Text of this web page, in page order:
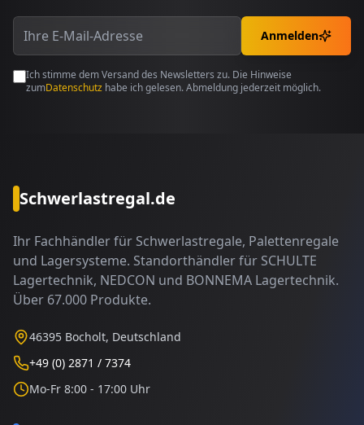
Anmelden
Ich stimme dem Versand des Newsletters zu. Die Hinweise
zumDatenschutz habe ich gelesen. Abmeldung jederzeit möglich.
Schwerlastregal.de
Ihr Fachhändler für Schwerlastregale, Palettenregale
und Lagersysteme. Standorthändler für SCHULTE
Lagertechnik, NEDCON und BONNEMA Lagertechnik.
Über 67.000 Produkte.
46395 Bocholt, Deutschland
+49 (0) 2871 / 7374
Mo-Fr 8:00 - 17:00 Uhr